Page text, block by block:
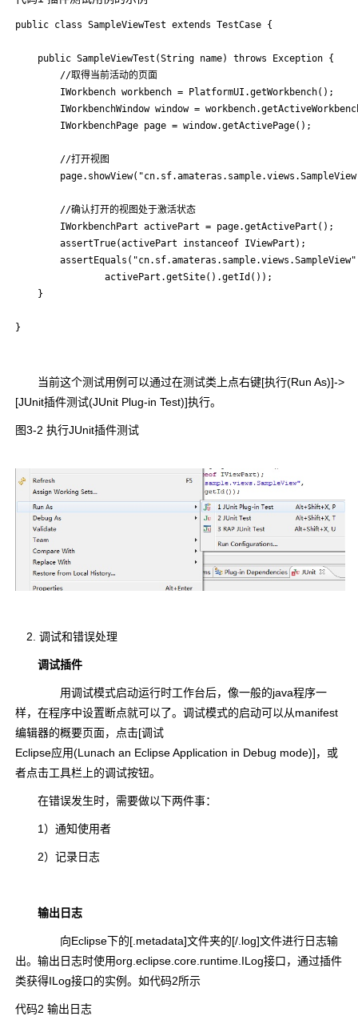
public class SampleViewTest extends TestCase {
当前这个测试用例可以通过在测试类上点右键[执行(Run As)]->
[JUnit插件测试(JUnit Plug-in Test)]执行。
图3-2 执行JUnit插件测试
2. 调试和错误处理
调试插件
用调试模式启动运行时工作台后，像一般的java程序一
样，在程序中设置断点就可以了。调试模式的启动可以从manifest
编辑器的概要页面，点击[调试
Eclipse应用(Lunach an Eclipse Application in Debug mode)]，或
者点击工具栏上的调试按钮。
在错误发生时，需要做以下两件事：
1）通知使用者
2）记录日志
输出日志
向Eclipse下的[.metadata]文件夹的[/.log]文件进行日志输
出。输出日志时使用org.eclipse.core.runtime.ILog接口，通过插件
类获得ILog接口的实例。如代码2所示
代码2 输出日志